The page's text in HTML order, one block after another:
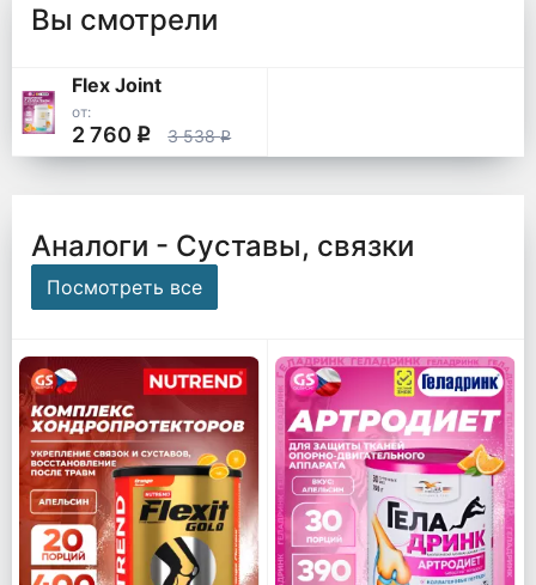
Вы смотрели
Flex Joint
от:
2 760 q 3 538q
Аналоги - Суставы, связки
Посмотреть все